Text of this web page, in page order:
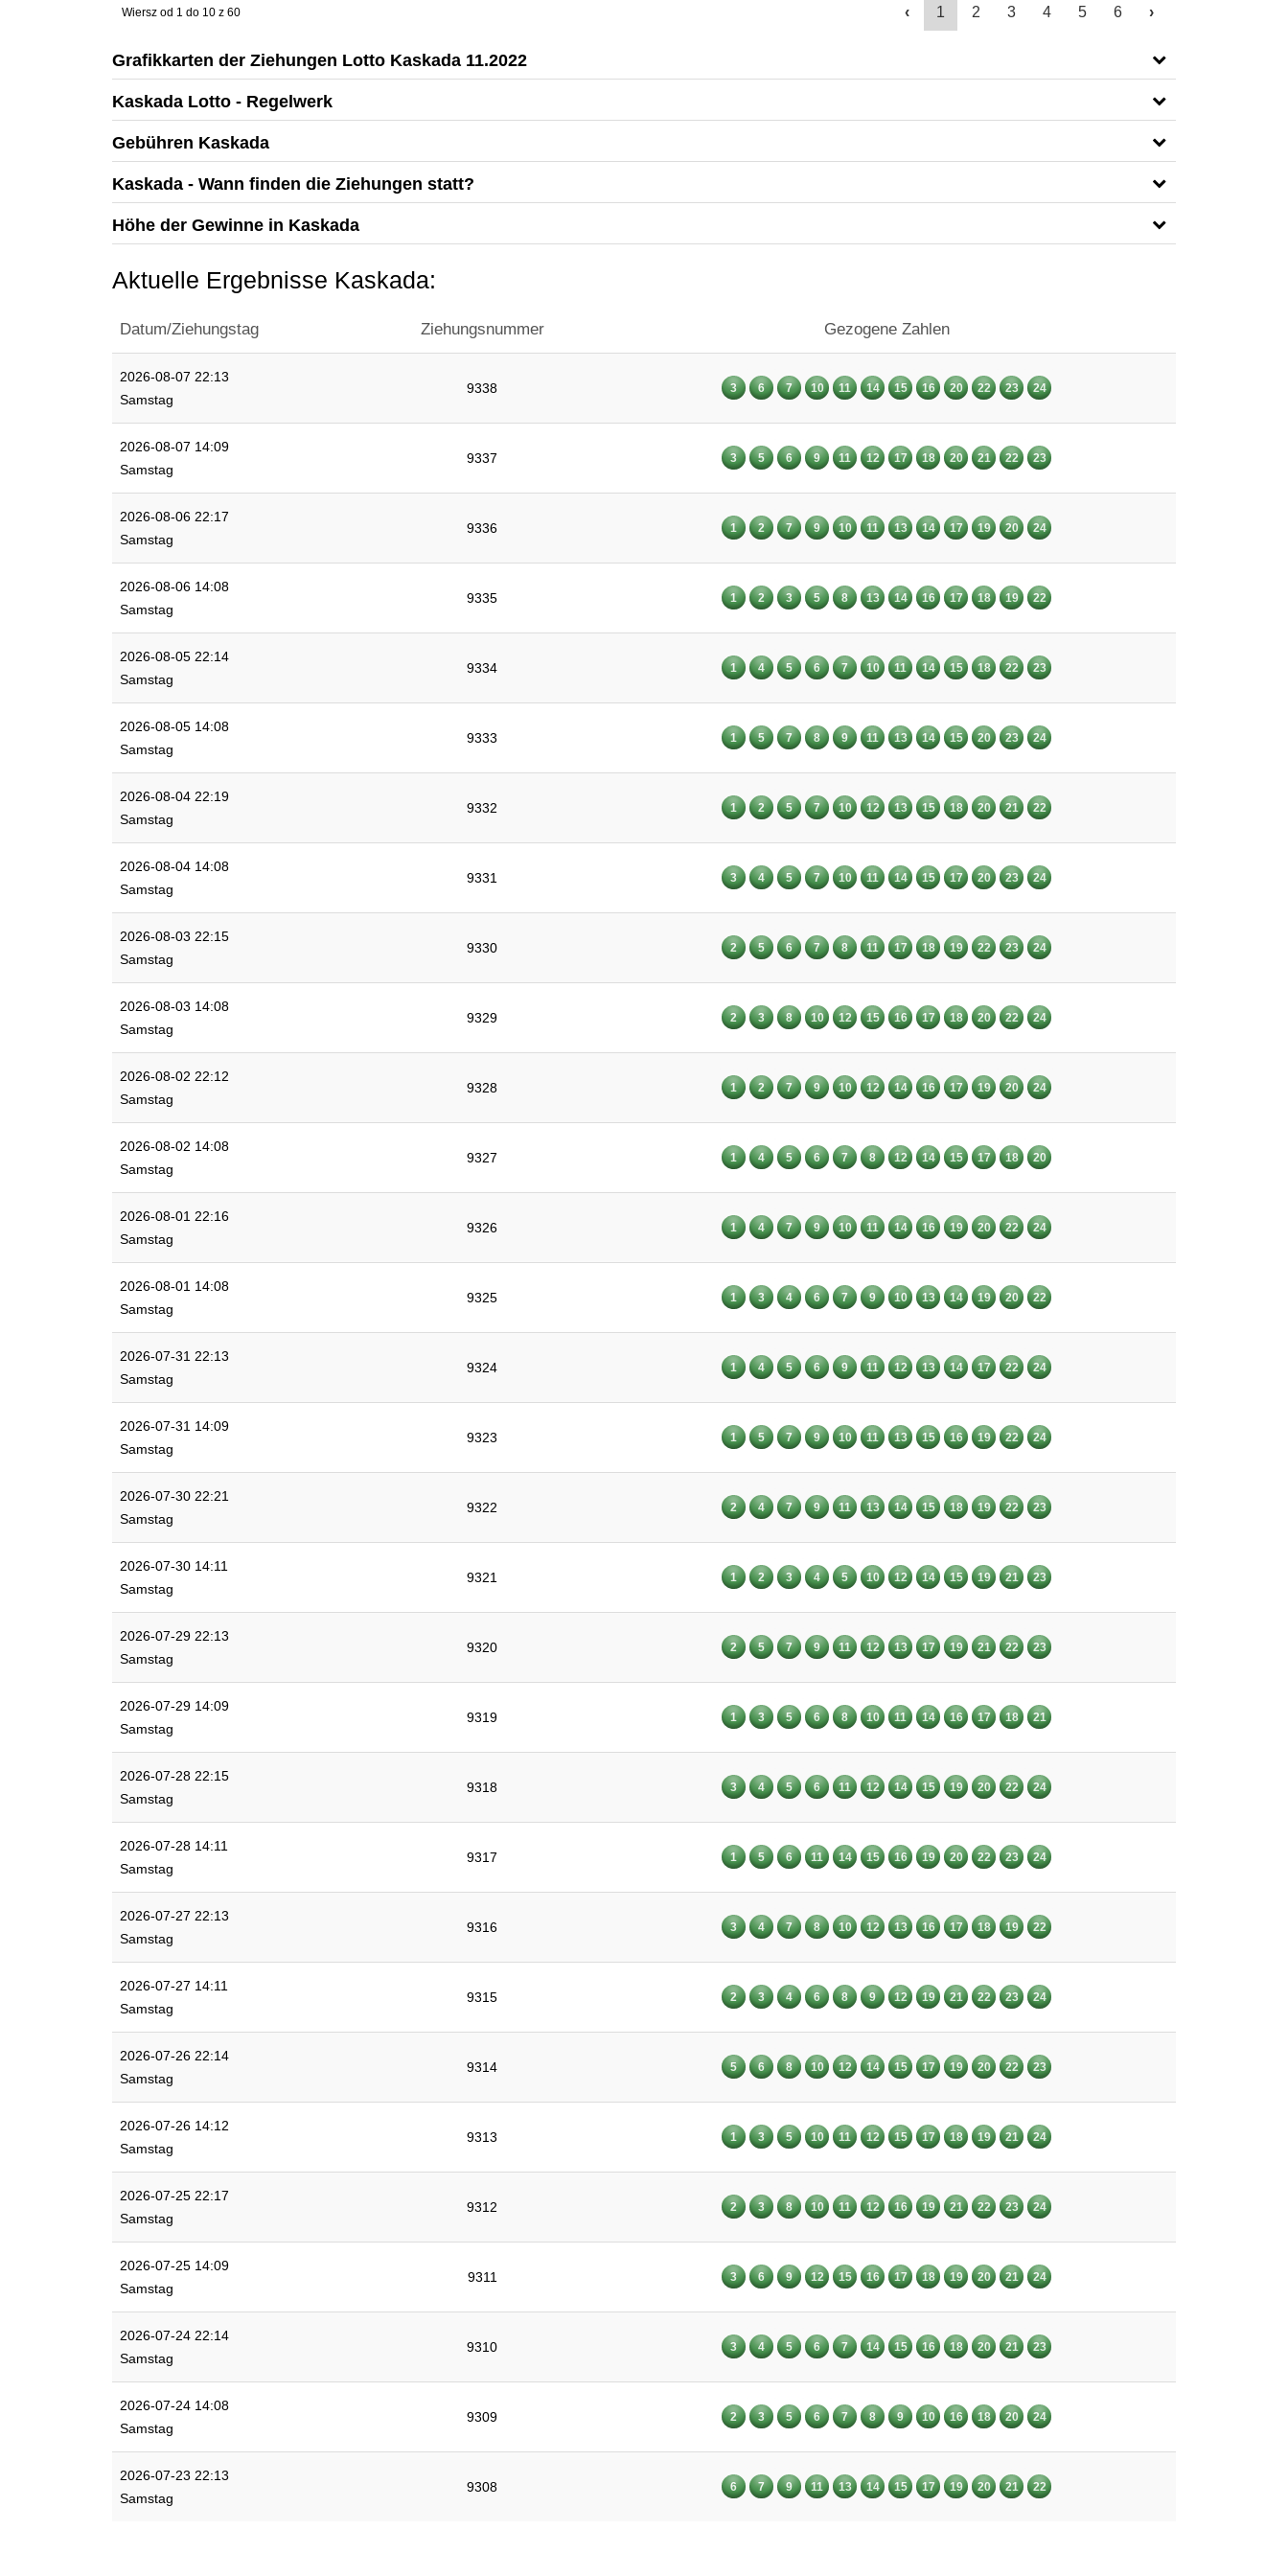
Wiersz od 1 do 10 z 60 ‹ 1 2 3 4 5 6 ›
Grafikkarten der Ziehungen Lotto Kaskada 11.2022
Kaskada Lotto - Regelwerk
Gebühren Kaskada
Kaskada - Wann finden die Ziehungen statt?
Höhe der Gewinne in Kaskada
Aktuelle Ergebnisse Kaskada:
Datum/Ziehungstag Ziehungsnummer Gezogene Zahlen
2026-08-07 22:13
Samstag
9338 3 6 7 10 11 14 15 16 20 22 23 24
2026-08-07 14:09
Samstag
9337 3 5 6 9 11 12 17 18 20 21 22 23
2026-08-06 22:17
Samstag
9336 1 2 7 9 10 11 13 14 17 19 20 24
2026-08-06 14:08
Samstag
9335 1 2 3 5 8 13 14 16 17 18 19 22
2026-08-05 22:14
Samstag
9334 1 4 5 6 7 10 11 14 15 18 22 23
2026-08-05 14:08
Samstag
9333 1 5 7 8 9 11 13 14 15 20 23 24
2026-08-04 22:19
Samstag
9332 1 2 5 7 10 12 13 15 18 20 21 22
2026-08-04 14:08
Samstag
9331 3 4 5 7 10 11 14 15 17 20 23 24
2026-08-03 22:15
Samstag
9330 2 5 6 7 8 11 17 18 19 22 23 24
2026-08-03 14:08
Samstag
9329 2 3 8 10 12 15 16 17 18 20 22 24
2026-08-02 22:12
Samstag
9328 1 2 7 9 10 12 14 16 17 19 20 24
2026-08-02 14:08
Samstag
9327 1 4 5 6 7 8 12 14 15 17 18 20
2026-08-01 22:16
Samstag
9326 1 4 7 9 10 11 14 16 19 20 22 24
2026-08-01 14:08
Samstag
9325 1 3 4 6 7 9 10 13 14 19 20 22
2026-07-31 22:13
Samstag
9324 1 4 5 6 9 11 12 13 14 17 22 24
2026-07-31 14:09
Samstag
9323 1 5 7 9 10 11 13 15 16 19 22 24
2026-07-30 22:21
Samstag
9322 2 4 7 9 11 13 14 15 18 19 22 23
2026-07-30 14:11
Samstag
9321 1 2 3 4 5 10 12 14 15 19 21 23
2026-07-29 22:13
Samstag
9320 2 5 7 9 11 12 13 17 19 21 22 23
2026-07-29 14:09
Samstag
9319 1 3 5 6 8 10 11 14 16 17 18 21
2026-07-28 22:15
Samstag
9318 3 4 5 6 11 12 14 15 19 20 22 24
2026-07-28 14:11
Samstag
9317 1 5 6 11 14 15 16 19 20 22 23 24
2026-07-27 22:13
Samstag
9316 3 4 7 8 10 12 13 16 17 18 19 22
2026-07-27 14:11
Samstag
9315 2 3 4 6 8 9 12 19 21 22 23 24
2026-07-26 22:14
Samstag
9314 5 6 8 10 12 14 15 17 19 20 22 23
2026-07-26 14:12
Samstag
9313 1 3 5 10 11 12 15 17 18 19 21 24
2026-07-25 22:17
Samstag
9312 2 3 8 10 11 12 16 19 21 22 23 24
2026-07-25 14:09
Samstag
9311 3 6 9 12 15 16 17 18 19 20 21 24
2026-07-24 22:14
Samstag
9310 3 4 5 6 7 14 15 16 18 20 21 23
2026-07-24 14:08
Samstag
9309 2 3 5 6 7 8 9 10 16 18 20 24
2026-07-23 22:13
Samstag
9308 6 7 9 11 13 14 15 17 19 20 21 22